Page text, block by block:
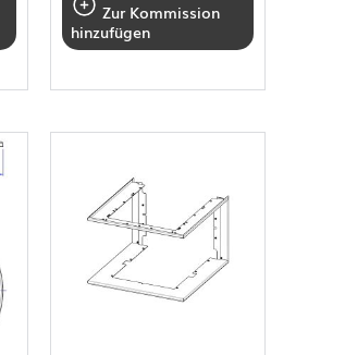
Zur Kommission
hinzufügen